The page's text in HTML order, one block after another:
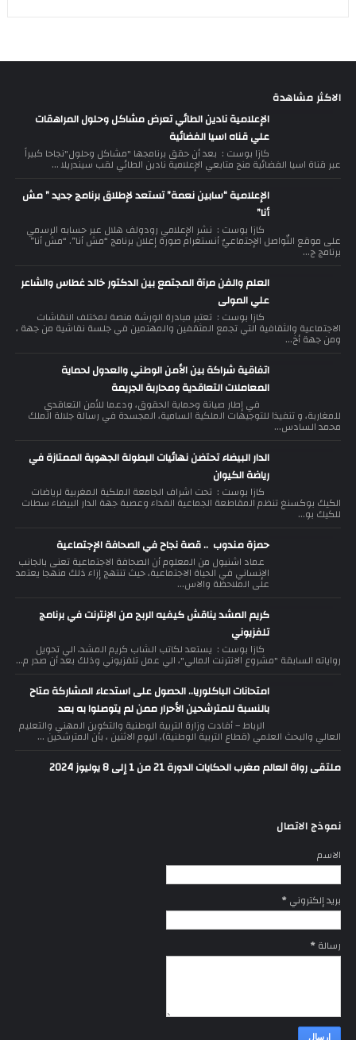
الاكثر مشاهدة
الإعلامية نادين الطائي تعرض مشاكل وحلول المراهقات
علي قناه اسيا الفضائية
كازا بوست : بعد أن حقق برنامجها "مشاكل وحلول"نجاحا كبيراً
عبر قناة اسيا الفضائية منح متابعي الإعلامية نادين الطائي لقب سيندريلا ...
الإعلامية “سابين نعمة” تستعد لإطلاق برنامج جديد ” مش
أنا”
كازا بوست : نشر الإعلامي رودولف هلال عبر حسابه الرسمي
على موقع التّواصل الإجتماعيّ أنستغرام صورة إعلان برنامج “مش أنا”. “مش أنا”
برنامج ج...
العلم والفن مرآة المجتمع بين الدكتور خالد غطاس والشاعر
علي المولى
كازا بوست : تعتبر مبادرة الورشة منصة لمختلف النقاشات
الاجتماعية والثقافية التي تجمع المثقفين والمهتمين في جلسة نقاشية من جهة ،
ومن جهة أخ...
اتفاقية شراكة بين الأمن الوطني والعدول لحماية
المعاملات التعاقدية ومحاربة الجريمة
في إطار صيانة وحماية الحقوق، ودعما للأمن التعاقدي
للمغاربة، و تنفيذا للتوجيهات الملكية السامية، المجسدة في رسالة جلالة الملك
محمد السادس...
الدار البيضاء تحتضن نهائيات البطولة الجهوية الممتازة في
رياضة الكيوان
كازا بوست : تحت اشراف الجامعة الملكية المغربية لرياضات
الكيك بوكسنغ تنظم المقاطعة الجماعية الفداء وعصبة جهة الدار البيضاء سطات
للكيك بو...
حمزة مندوب .. قصة نجاح في الصحافة الإجتماعية
عماد اشنيول من المعلوم أن الصحافة الاجتماعية تعنى بالجانب
الإنساني في الحياة الاجتماعية، حيث تنتهج إزاء ذلك منهجا يعتمد
على الملاحظة والاس...
كريم المشد يناقش كيفيه الربح من الإنترنت في برنامج
تلفزيوني
كازا بوست : يستعد لكاتب الشاب كريم المشد، الي تحويل
رواياته السابقة "مشروع الانترنت المالي"، الي عمل تلفزيوني وذلك بعد أن صدر م...
امتحانات الباكلوريا.. الحصول على استدعاء المشاركة متاح
بالنسبة للمترشحين الأحرار ممن لم يتوصلوا به بعد
الرباط – أفادت وزارة التربية الوطنية والتكوين المهني والتعليم
العالي والبحث العلمي (قطاع التربية الوطنية)، اليوم الاثنين ، بأن المترشحين ...
ملتقى رواة العالم مغرب الحكايات الدورة 21 من 1 إلى 8 يوليوز 2024
نموذج الاتصال
الاسم
بريد إلكتروني*
رسالة*